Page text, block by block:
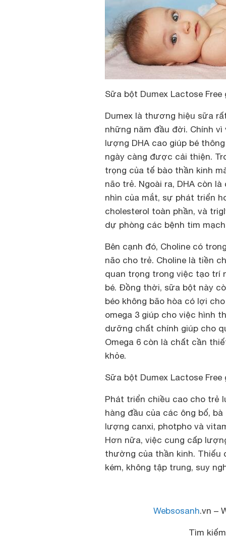
Sữa bột Dumex Lactose
Dumex là thương hiệu sữa
những năm đầu đời. Chính vì
lượng DHA cao giúp bé
ngày càng được cải thiện.
trọng của tế bào thần kinh
não trẻ. Ngoài ra, DHA còn
nhìn của mắt, sự phát triển
cholesterol toàn phần, và
dự phòng các bệnh tim
Bên cạnh đó, Choline có
não cho trẻ. Choline là tiền
quan trọng trong việc tạo trí
bé. Đồng thời, sữa bột này
béo không bão hòa có lợi
omega 3 giúp cho việc hình
dưỡng chất chính giúp cho
Omega 6 còn là chất cần
khỏe.
Sữa bột Dumex Lactose
Phát triển chiều cao cho trẻ
hàng đầu của các ông bố,
lượng canxi, photpho và
Hơn nữa, việc cung cấp
thường của thần kinh. Thiếu
kém, không tập trung, suy
Websosanh.vn –
Tìm